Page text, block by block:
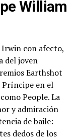
William
con afecto,
del joven
Earthshot
Príncipe en el
People. La
y admiración
de baile:
dedos de los